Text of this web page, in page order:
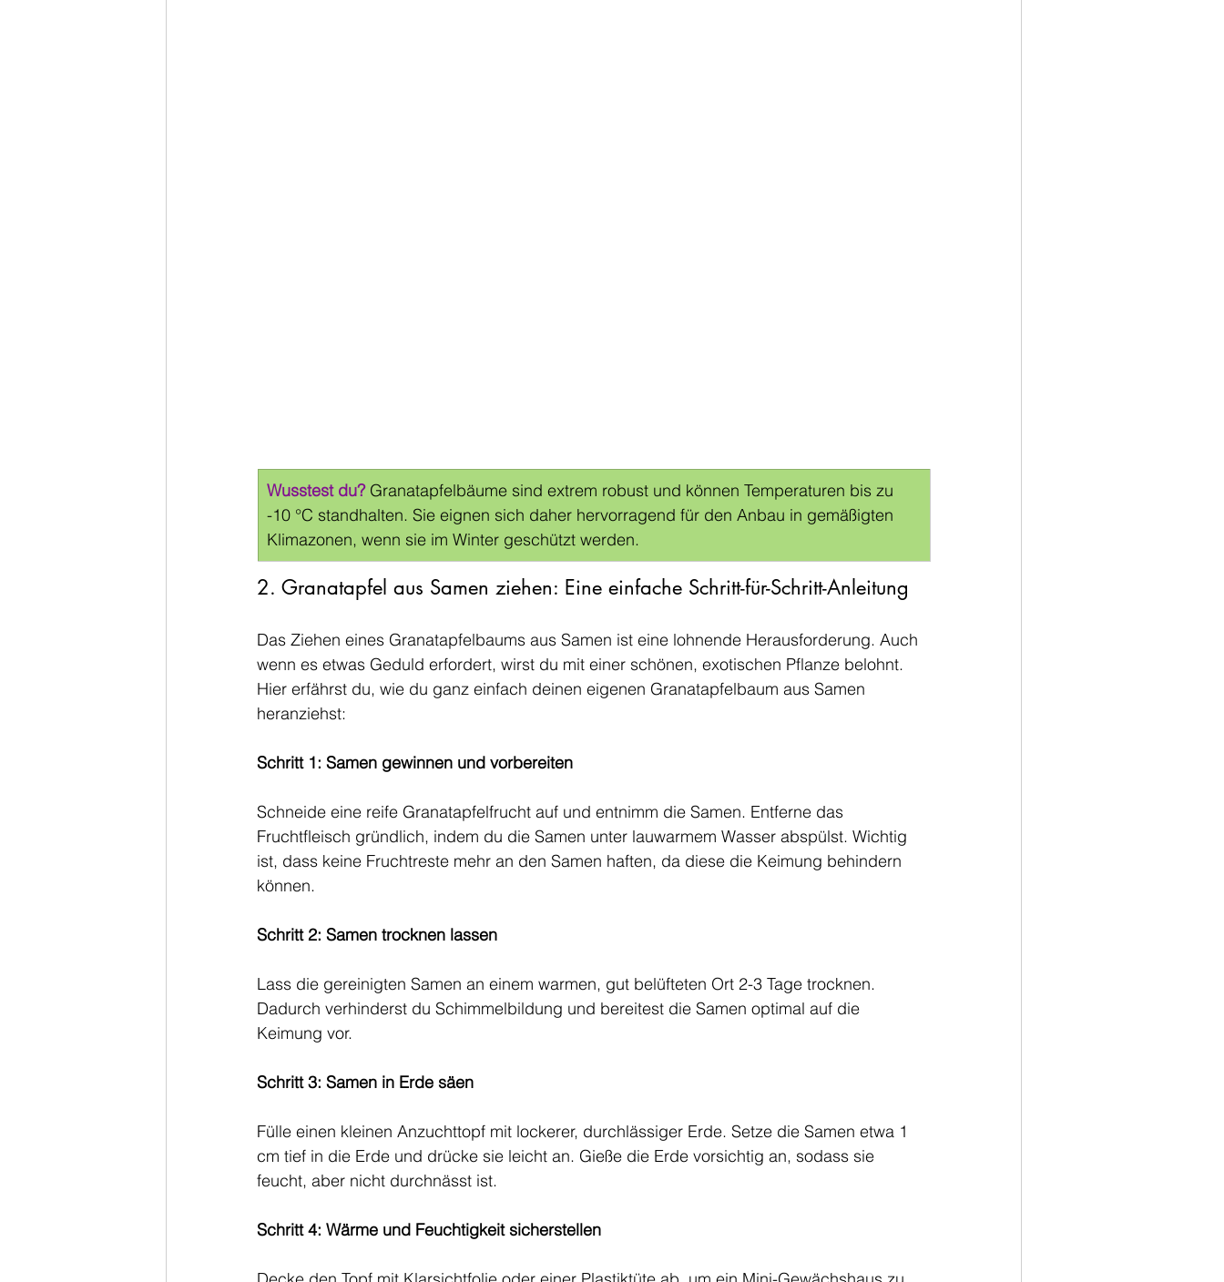
Wusstest du? Granatapfelbäume sind extrem robust und können Temperaturen bis zu
-10 °C standhalten. Sie eignen sich daher hervorragend für den Anbau in gemäßigten
Klimazonen, wenn sie im Winter geschützt werden.
2. Granatapfel aus Samen ziehen: Eine einfache Schritt-für-Schritt-Anleitung
Das Ziehen eines Granatapfelbaums aus Samen ist eine lohnende Herausforderung. Auch
wenn es etwas Geduld erfordert, wirst du mit einer schönen, exotischen Pflanze belohnt.
Hier erfährst du, wie du ganz einfach deinen eigenen Granatapfelbaum aus Samen
heranziehst:
Schritt 1: Samen gewinnen und vorbereiten
Schneide eine reife Granatapfelfrucht auf und entnimm die Samen. Entferne das
Fruchtfleisch gründlich, indem du die Samen unter lauwarmem Wasser abspülst. Wichtig
ist, dass keine Fruchtreste mehr an den Samen haften, da diese die Keimung behindern
können.
Schritt 2: Samen trocknen lassen
Lass die gereinigten Samen an einem warmen, gut belüfteten Ort 2-3 Tage trocknen.
Dadurch verhinderst du Schimmelbildung und bereitest die Samen optimal auf die
Keimung vor.
Schritt 3: Samen in Erde säen
Fülle einen kleinen Anzuchttopf mit lockerer, durchlässiger Erde. Setze die Samen etwa 1
cm tief in die Erde und drücke sie leicht an. Gieße die Erde vorsichtig an, sodass sie
feucht, aber nicht durchnässt ist.
Schritt 4: Wärme und Feuchtigkeit sicherstellen